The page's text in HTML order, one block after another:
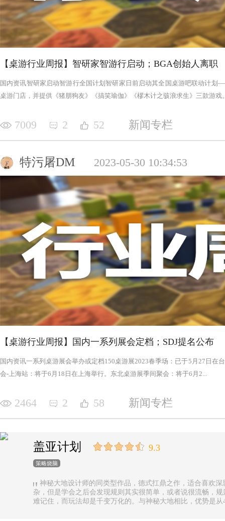
【桌游行业周报】智研家智游行启动；BGA创始人离职
国内资讯智研家启动智游行全国计划智研家日前启动其全国桌游吧联动计
桌游门店，并提供《猪朋狗友》《搞笑瑜伽》《樛木计之骇浪求生》三款游戏
7009 2 52 新闻专栏
特污屠DM 2023-05-30 10:34:53
【桌游行业周报】国内一系列展会定档；SDJ提名公布
国内资讯一系列桌游展会举办或定档150桌游展2023春季场：已于5月27日在
会-上海站：将于6月18日在上海举行。东北桌游展季间聚会：将于6月2...
2464 2 58 新闻专栏
盖亚计划 9.3
策略烧脑
神秘大地设计师的同类型作品，德式扛鼎之作，适合喜欢
杂，但是学会之后会发现规则其实很简单，或者说很流畅，
难记住，而玩法却是千变万化的。与神秘大地相比，优势是